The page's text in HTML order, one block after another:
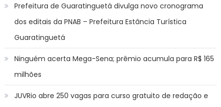
Prefeitura de Guaratinguetá divulga novo cronograma
dos editais da PNAB – Prefeitura Estância Turística
Guaratinguetá
Ninguém acerta Mega-Sena; prêmio acumula para R$ 165
milhões
JUVRio abre 250 vagas para curso gratuito de redação e